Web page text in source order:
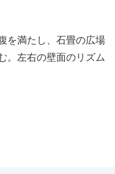
を満たし、石畳の広場
。左右の壁面のリズム